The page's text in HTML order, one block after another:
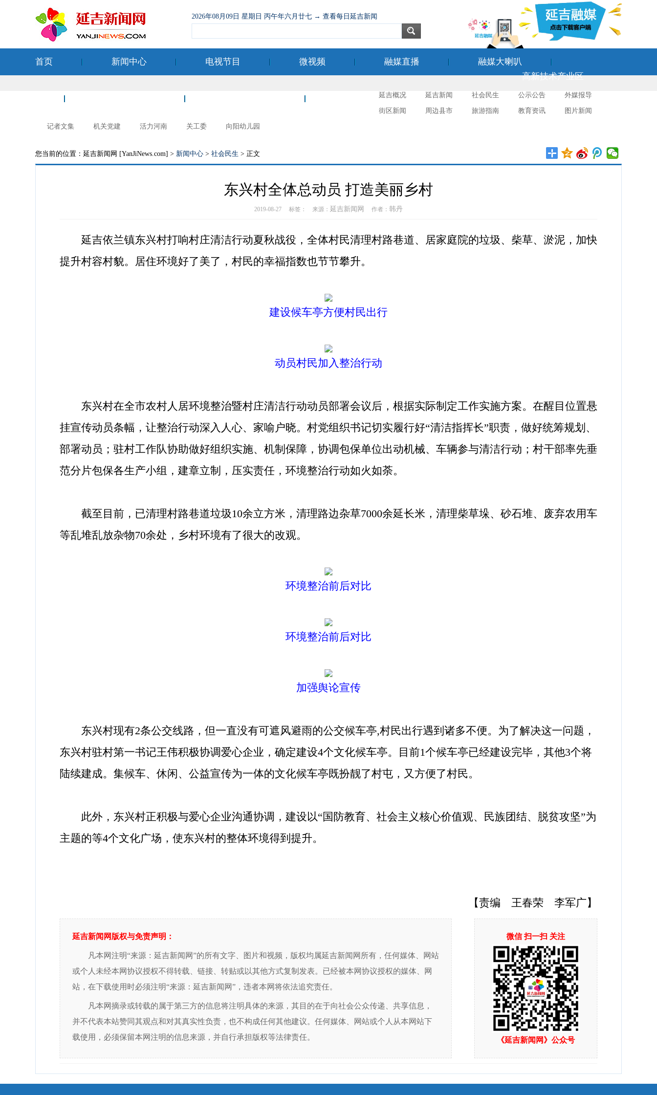
2026年08月09日 星期日 丙午年六月廿七 → 查看每日延吉新闻
首页 新闻中心 电视节目 微视频 融媒直播
融媒大喇叭
高新技术产业区
延吉概况 延吉新闻 社会民生 公示公告 外媒报导
街区新闻 周边县市 旅游指南 教育资讯 图片新闻
记者文集 机关党建 活力河南 关工委 向阳幼儿园
您当前的位置：延吉新闻网 [YanJiNews.com] > 新闻中心 > 社会民生 > 正文
东兴村全体总动员 打造美丽乡村
2019-08-27 标签： 来源： 延吉新闻网 作者： 韩丹
延吉依兰镇东兴村打响村庄清洁行动夏秋战役，全体村民清理村路巷道、居家庭院的垃圾、柴草、淤泥，加快
提升村容村貌。居住环境好了美了，村民的幸福指数也节节攀升。
建设候车亭方便村民出行
动员村民加入整治行动
东兴村在全市农村人居环境整治暨村庄清洁行动动员部署会议后，根据实际制定工作实施方案。在醒目位置悬
挂宣传动员条幅，让整治行动深入人心、家喻户晓。村党组织书记切实履行好“清洁指挥长”职责，做好统筹规划、
部署动员；驻村工作队协助做好组织实施、机制保障，协调包保单位出动机械、车辆参与清洁行动；村干部率先垂
范分片包保各生产小组，建章立制，压实责任，环境整治行动如火如荼。
截至目前，已清理村路巷道垃圾10余立方米，清理路边杂草7000余延长米，清理柴草垛、砂石堆、废弃农用车
等乱堆乱放杂物70余处，乡村环境有了很大的改观。
环境整治前后对比
环境整治前后对比
加强舆论宣传
东兴村现有2条公交线路，但一直没有可遮风避雨的公交候车亭,村民出行遇到诸多不便。为了解决这一问题，
东兴村驻村第一书记王伟积极协调爱心企业，确定建设4个文化候车亭。目前1个候车亭已经建设完毕，其他3个将
陆续建成。集候车、休闲、公益宣传为一体的文化候车亭既扮靓了村屯，又方便了村民。
此外，东兴村正积极与爱心企业沟通协调，建设以“国防教育、社会主义核心价值观、民族团结、脱贫攻坚”为
主题的等4个文化广场，使东兴村的整体环境得到提升。
【责编 王春荣 李军广】
微信 扫一扫 关注
《延吉新闻网》公众号
延吉新闻网版权与免责声明：
凡本网注明“来源：延吉新闻网”的所有文字、图片和视频，版权均属延吉新闻网所有，任何媒体、网站
或个人未经本网协议授权不得转载、链接、转贴或以其他方式复制发表。已经被本网协议授权的媒体、网
站，在下载使用时必须注明“来源：延吉新闻网”，违者本网将依法追究责任。
凡本网摘录或转载的属于第三方的信息将注明具体的来源，其目的在于向社会公众传递、共享信息，
并不代表本站赞同其观点和对其真实性负责，也不构成任何其他建议。任何媒体、网站或个人从本网站下
载使用，必须保留本网注明的信息来源，并自行承担版权等法律责任。